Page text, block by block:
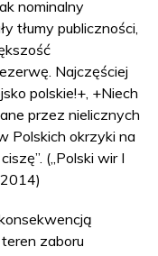
nominalny
tłumy publiczności,
Najczęściej
polskie!+, +Niech
przez nielicznych
Polskich okrzyki na
(„Polski wir I
zaboru